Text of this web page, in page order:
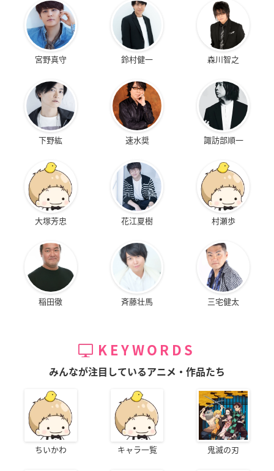
宮野真守 鈴村健一 森川智之
下野紘 速水奨 諏訪部順一
大塚芳忠 花江夏樹 村瀬歩
稲田徹 斉藤壮馬 三宅健太
KEYWORDS
みんなが注目しているアニメ・作品たち
ちいかわ キャラ一覧 鬼滅の刃